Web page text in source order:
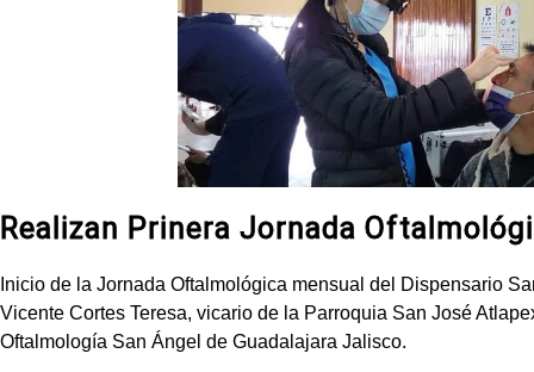
Realizan Prinera Jornada
Inicio de la Jornada Oftalmológica mensual del Dispensario
Vicente Cortes Teresa, vicario de la Parroquia San José
Oftalmología San Ángel de Guadalajara Jalisco.